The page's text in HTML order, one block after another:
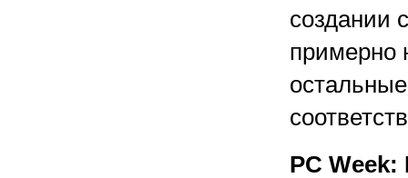
создании
примерно
PC